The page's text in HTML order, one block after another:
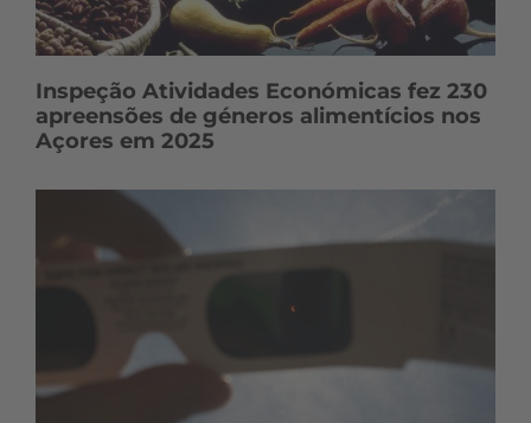
Inspeção Atividades Económicas fez 230
apreensões de géneros alimentícios nos
Açores em 2025